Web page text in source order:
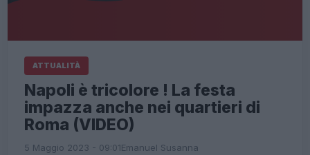
ATTUALITÀ
Napoli è tricolore ! La festa
impazza anche nei quartieri di
Roma (VIDEO)
5 Maggio 2023 - 09:01Emanuel Susanna